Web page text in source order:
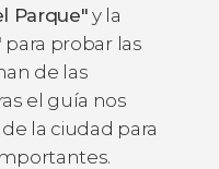
Parque" y la
para probar las
de las
el guía nos
la ciudad para